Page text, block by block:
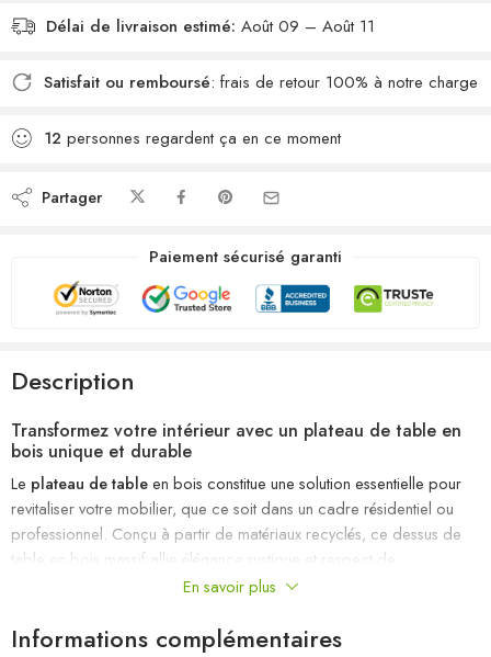
Délai de livraison estimé: Août 09 – Août 11
Satisfait ou remboursé: frais de retour 100% à notre charge
12 personnes regardent ça en ce moment
Partager
Paiement sécurisé garanti
Description
Transformez votre intérieur avec un plateau de table en
bois unique et durable
Le plateau de tableen bois constitue une solution essentielle pour
revitaliser votre mobilier, que ce soit dans un cadre résidentiel ou
professionnel. Conçu à partir de matériaux recyclés, ce dessus de
table en bois massif allie élégance rustique et respect de
l’environnement, offrant une touche d’authenticité à votre espace. Sa
unique, avec des variations naturelles de couleurs et de grains,
En savoir plus
Informations complémentaires